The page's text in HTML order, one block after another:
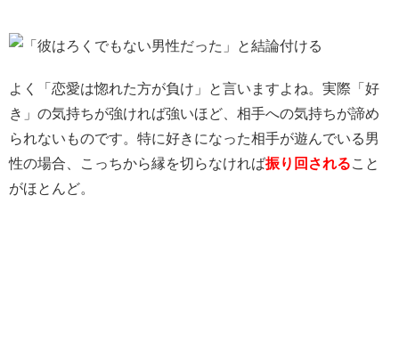
よく「恋愛は惚れた方が負け」と言いますよね。実際「好
き」の気持ちが強ければ強いほど、相手への気持ちが諦め
られないものです。特に好きになった相手が遊んでいる男
性の場合、こっちから縁を切らなければ振り回されること
がほとんど。